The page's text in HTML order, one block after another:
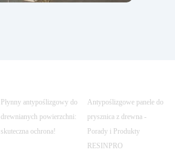
Płynny antypoślizgowy do
drewnianych powierzchni:
skuteczna ochrona!
Antypoślizgowe panele do
prysznica z drewna -
Porady i Produkty
RESINPRO